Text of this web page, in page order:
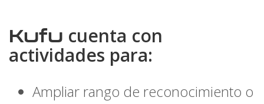
Kufu cuenta con
actividades para:
Ampliar rango de reconocimiento o